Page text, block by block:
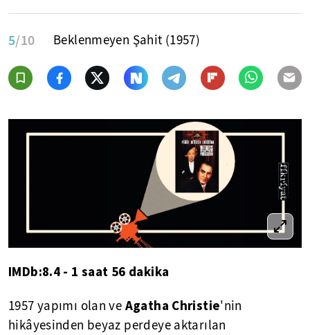
5/10 Beklenmeyen Şahit (1957)
IMDb:8.4 - 1 saat 56 dakika
1957 yapımı olan ve Agatha Christie'nin
hikâyesinden beyaz perdeye aktarılan